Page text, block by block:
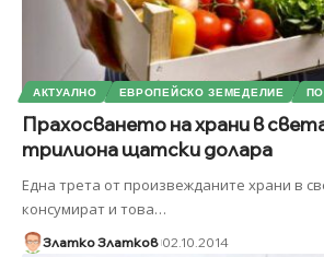
АКТУАЛНО ЕВРОПЕЙСКО ЗЕМЕДЕЛИЕ
Прахосването на храни в
трилиона щатски долара
Една трета от произвежданите храни в
консумират и това…
Златко Златков 02.10.2014